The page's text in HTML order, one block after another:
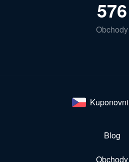
576
Obchody
Blog
Obchody